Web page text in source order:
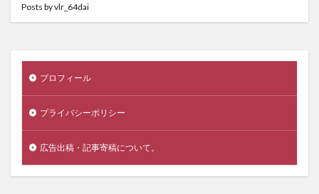
Posts by vlr_64dai
プロフィール
プライバシーポリシー
広告出稿・記事寄稿について。